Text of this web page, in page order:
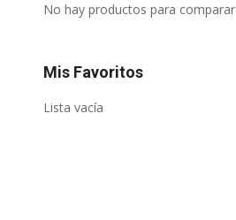
No hay productos para comparar
Mis Favoritos
Lista vacía